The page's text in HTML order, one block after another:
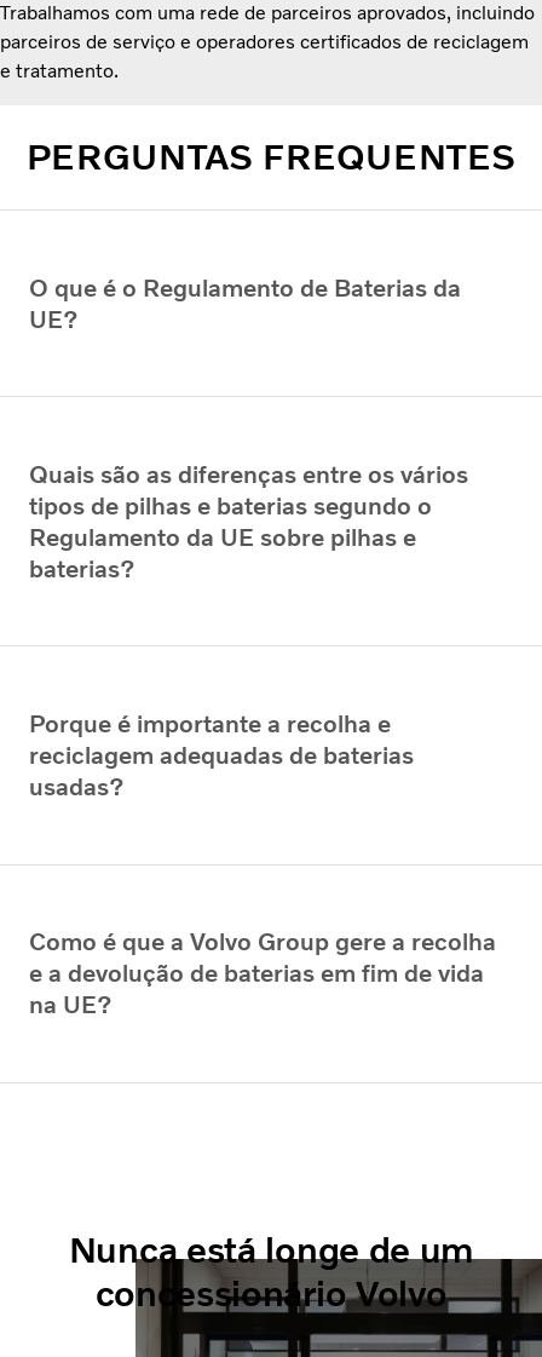
Trabalhamos com uma rede de parceiros aprovados, incluindo
parceiros de serviço e operadores certificados de reciclagem
e tratamento.
PERGUNTAS FREQUENTES
O que é o Regulamento de Baterias da
UE?
Quais são as diferenças entre os vários
tipos de pilhas e baterias segundo o
Regulamento da UE sobre pilhas e
baterias?
Porque é importante a recolha e
reciclagem adequadas de baterias
usadas?
Como é que a Volvo Group gere a recolha
e a devolução de baterias em fim de vida
na UE?
Nunca está longe de um
concessionário Volvo